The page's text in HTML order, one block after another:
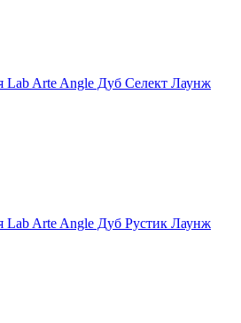
Lab Arte Angle Дуб Селект Лаунж
Lab Arte Angle Дуб Рустик Лаунж